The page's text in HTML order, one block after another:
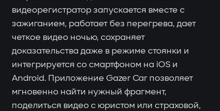
видеорегистратор запускается вместе с
зажиганием, работает без перегрева, дает
четкое видео ночью, сохраняет
доказательства даже в режиме стоянки и
интегрируется со смартфоном на iOS и
Android. Приложение Gazer Car позволяет
мгновенно найти нужный фрагмент,
поделиться видео с юристом или страховой,